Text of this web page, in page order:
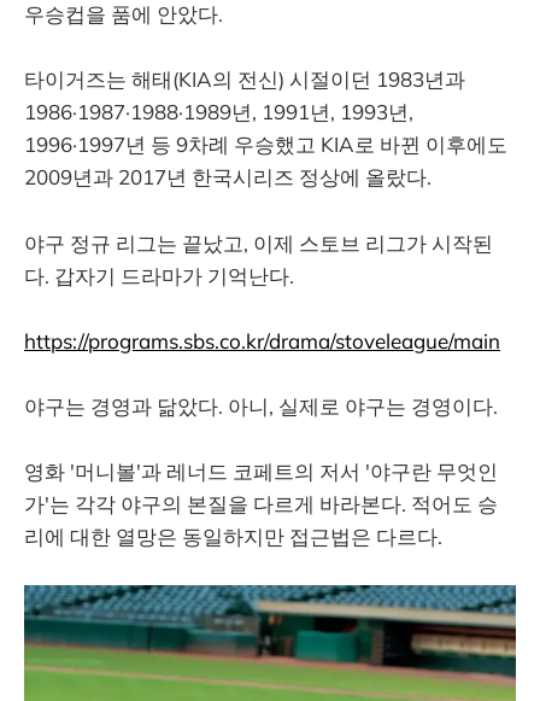
우승컵을 품에 안았다.
타이거즈는 해태(KIA의 전신) 시절이던 1983년과
1986·1987·1988·1989년, 1991년, 1993년,
1996·1997년 등 9차례 우승했고 KIA로 바뀐 이후에도
2009년과 2017년 한국시리즈 정상에 올랐다.
야구 정규 리그는 끝났고, 이제 스토브 리그가 시작된
다. 갑자기 드라마가 기억난다.
https://programs.sbs.co.kr/drama/stoveleague/main
야구는 경영과 닮았다. 아니, 실제로 야구는 경영이다.
영화 '머니볼'과 레너드 코페트의 저서 '야구란 무엇인
가'는 각각 야구의 본질을 다르게 바라본다. 적어도 승
리에 대한 열망은 동일하지만 접근법은 다르다.